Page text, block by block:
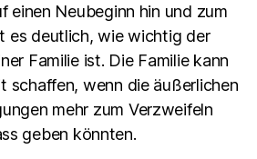
einen Neubeginn hin und zum
es deutlich, wie wichtig der
Familie ist. Die Familie kann
schaffen, wenn die äußerlichen
mehr zum Verzweifeln
geben könnten.